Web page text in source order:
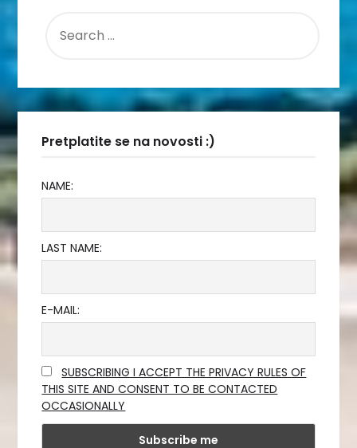
FOR:
Pretplatite se na novosti :)
NAME:
LAST NAME:
E-MAIL:
SUBSCRIBING I ACCEPT THE PRIVACY RULES OF
THIS SITE AND CONSENT TO BE CONTACTED
OCCASIONALLY